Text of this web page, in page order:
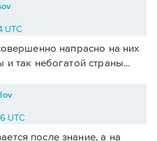
UTC
напрасно на них
и так небогатой страны...
UTC
после знание, а на